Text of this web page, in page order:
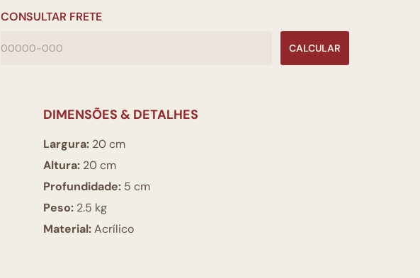
CONSULTAR FRETE
CALCULAR
DIMENSÕES & DETALHES
Largura: 20 cm
Altura: 20 cm
Profundidade: 5 cm
Peso: 2.5 kg
Material:Acrílico